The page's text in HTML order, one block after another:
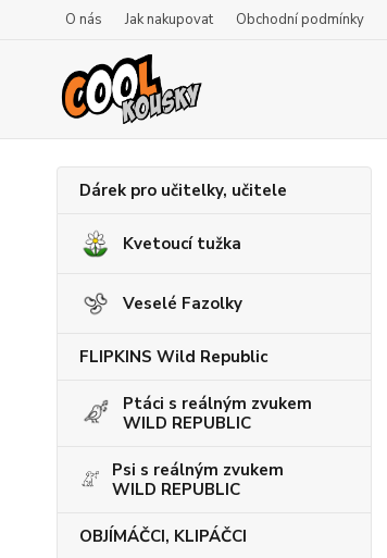
O nás Jak nakupovat Obchodní podmínky
Dárek pro učitelky, učitele
Kvetoucí tužka
Veselé Fazolky
FLIPKINS Wild Republic
Ptáci s reálným zvukem
WILD REPUBLIC
Psi s reálným zvukem
WILD REPUBLIC
OBJÍMÁČCI, KLIPÁČCI